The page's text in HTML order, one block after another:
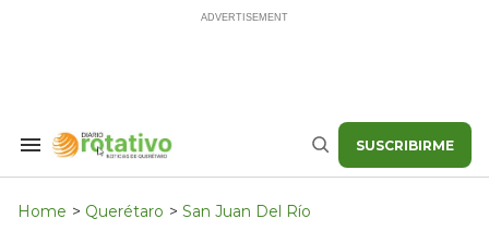
Search
Navigation
Buscar SUSCRIBIRME
Home > Querétaro > San Juan Del Río